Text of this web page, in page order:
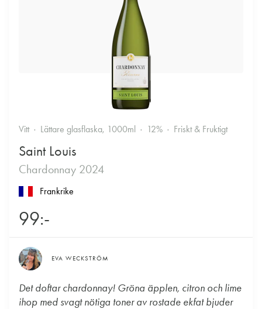
Vitt Lättare glasflaska, 1000ml 12% Friskt & Fruktigt
Saint Louis
Chardonnay 2024
Frankrike
99:-
EVA WECKSTRÖM
Det doftar chardonnay! Gröna äpplen, citron och lime
ihop med svagt nötiga toner av rostade ekfat bjuder